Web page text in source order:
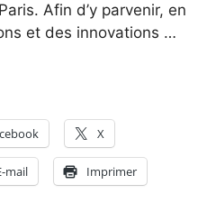
Afin d’y parvenir, en
et des innovations …
X
mail Imprimer